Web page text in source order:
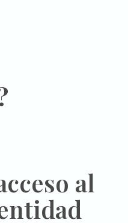
al